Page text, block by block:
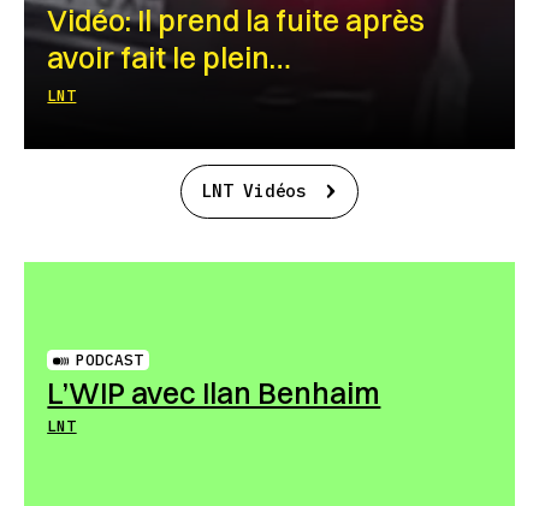
Vidéo: Il prend la fuite après
avoir fait le plein…
LNT
LNT Vidéos
PODCAST
L’WIP avec Ilan Benhaim
LNT